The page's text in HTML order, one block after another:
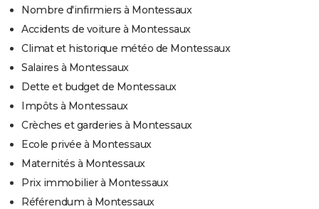
Nombre d'infirmiers à Montessaux
Accidents de voiture à Montessaux
Climat et historique météo de Montessaux
Salaires à Montessaux
Dette et budget de Montessaux
Impôts à Montessaux
Crèches et garderies à Montessaux
Ecole privée à Montessaux
Maternités à Montessaux
Prix immobilier à Montessaux
Référendum à Montessaux